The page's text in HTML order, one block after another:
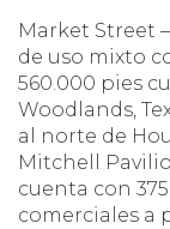
Market Street
de uso mixto
560.000 pies
Woodlands,
al norte de
Mitchell
cuenta con
comerciales a